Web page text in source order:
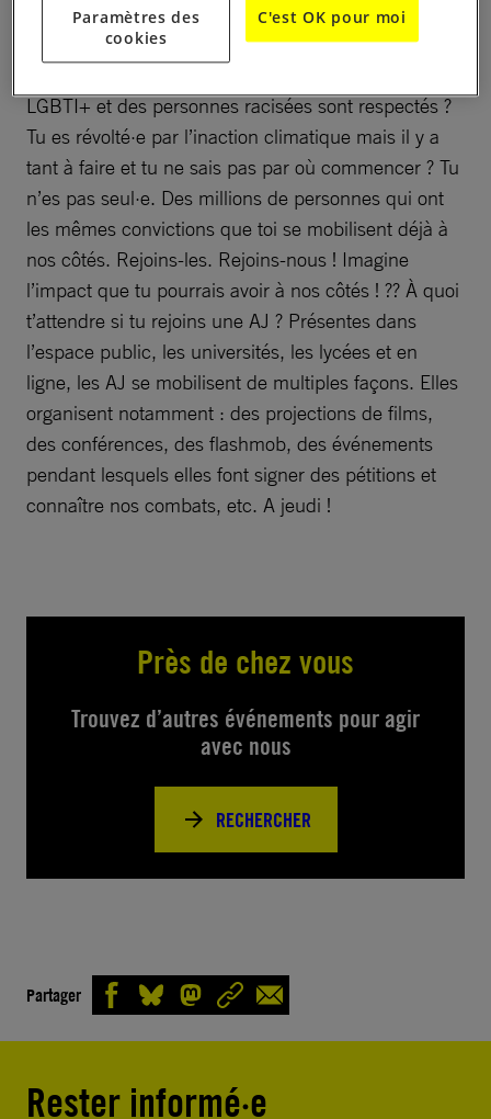
personnes se réunissent régulièrement pour agir
ensemble. Tu aimerais vivre dans un monde plus
LGBTI+ et des personnes racisées sont respectés ?
Tu es révolté·e par l’inaction climatique mais il y a
tant à faire et tu ne sais pas par où commencer ? Tu
n’es pas seul·e. Des millions de personnes qui ont
les mêmes convictions que toi se mobilisent déjà à
nos côtés. Rejoins-les. Rejoins-nous ! Imagine
l’impact que tu pourrais avoir à nos côtés ! ?? À quoi
t’attendre si tu rejoins une AJ ? Présentes dans
l’espace public, les universités, les lycées et en
ligne, les AJ se mobilisent de multiples façons. Elles
organisent notamment : des projections de films,
des conférences, des flashmob, des événements
pendant lesquels elles font signer des pétitions et
connaître nos combats, etc. A jeudi !
Près de chez vous
Trouvez d’autres événements pour agir
avec nous
RECHERCHER
Partager
Rester informé·e
Paramètres des
cookies
C'est OK pour moi